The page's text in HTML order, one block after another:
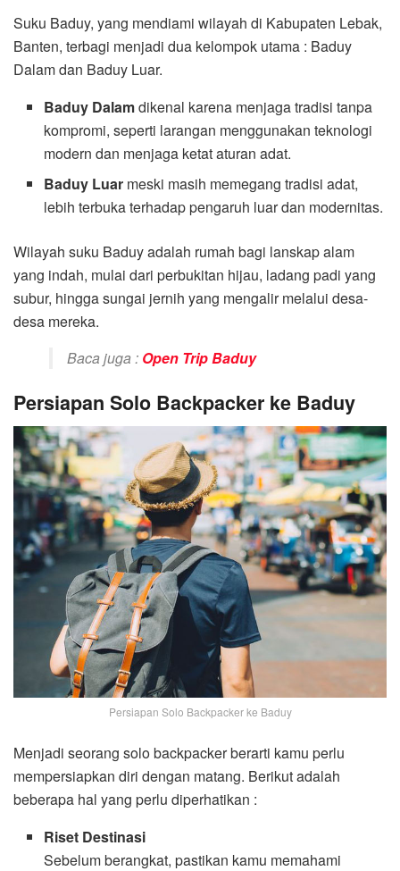
Suku Baduy, yang mendiami wilayah di Kabupaten Lebak,
Banten, terbagi menjadi dua kelompok utama : Baduy
Dalam dan Baduy Luar.
Baduy Dalamdikenal karena menjaga tradisi tanpa
kompromi, seperti larangan menggunakan teknologi
modern dan menjaga ketat aturan adat.
Baduy Luar meski masih memegang tradisi adat,
lebih terbuka terhadap pengaruh luar dan modernitas.
Wilayah suku Baduy adalah rumah bagi lanskap alam
yang indah, mulai dari perbukitan hijau, ladang padi yang
subur, hingga sungai jernih yang mengalir melalui desa-
desa mereka.
Baca juga : Open Trip Baduy
Persiapan Solo Backpacker ke Baduy
Persiapan Solo Backpacker ke Baduy
Menjadi seorang solo backpacker berarti kamu perlu
mempersiapkan diri dengan matang. Berikut adalah
beberapa hal yang perlu diperhatikan :
Riset Destinasi
Sebelum berangkat, pastikan kamu memahami